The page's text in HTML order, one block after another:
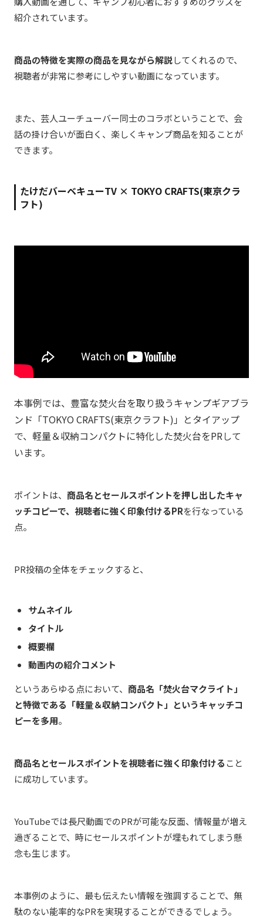
紹介されています。
商品の特徴を実際の商品を見ながら解説してくれるので、
視聴者が非常に参考にしやすい動画になっています。
また、芸人ユーチューバー同士のコラボということで、会
話の掛け合いが面白く、楽しくキャンプ商品を知ることが
できます。
たけだバーベキューTV × TOKYO CRAFTS(東京クラ
フト)
本事例では、豊富な焚火台を取り扱うキャンプギアブラ
ンド「TOKYO CRAFTS(東京クラフト)」とタイアップ
で、軽量＆収納コンパクトに特化した焚火台をPRして
います。
ポイントは、 商品名とセールスポイントを押し出したキャ
ッチコピーで、視聴者に強く印象付けるPRを行なっている
点。
PR投稿の全体をチェックすると、
サムネイル
タイトル
概要欄
動画内の紹介コメント
というあらゆる点において、 商品名「焚火台マクライト」
と特徴である「軽量＆収納コンパクト」というキャッチコ
ピーを多用。
商品名とセールスポイントを視聴者に強く印象付けること
に成功しています。
YouTubeでは長尺動画でのPRが可能な反面、情報量が増え
過ぎることで、時にセールスポイントが埋もれてしまう懸
念も生じます。
本事例のように、最も伝えたい情報を強調することで、無
駄のない能率的なPRを実現することができるでしょう。